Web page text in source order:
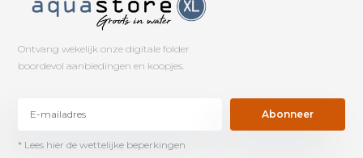
Ontvang wekelijk onze digitale folder
boordevol aanbiedingen en koopjes.
Abonneer
* Lees hier de wettelijke beperkingen